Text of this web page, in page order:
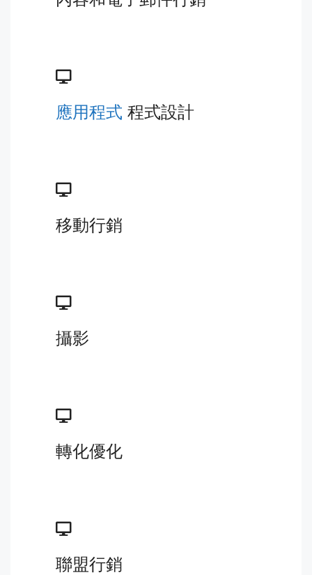
應用程式 程式設計
移動行銷
攝影
轉化優化
聯盟行銷